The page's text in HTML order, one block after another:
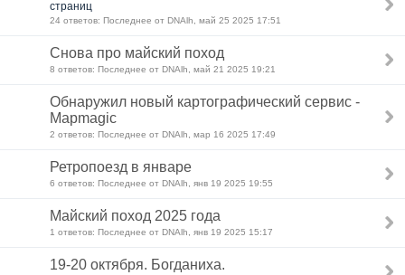
страниц
24 ответов: Последнее от DNAlh, май 25 2025 17:51
Снова про майский поход
8 ответов: Последнее от DNAlh, май 21 2025 19:21
Обнаружил новый картографический сервис -
Mapmagic
2 ответов: Последнее от DNAlh, мар 16 2025 17:49
Ретропоезд в январе
6 ответов: Последнее от DNAlh, янв 19 2025 19:55
Майский поход 2025 года
1 ответов: Последнее от DNAlh, янв 19 2025 15:17
19-20 октября. Богданиха.